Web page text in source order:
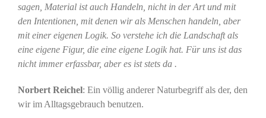
sagen, Material ist auch Handeln, nicht in der Art und mit
den Intentionen, mit denen wir als Menschen handeln, aber
mit einer eigenen Logik. So verstehe ich die Landschaft als
eine eigene Figur, die eine eigene Logik hat. Für uns ist das
nicht immer erfassbar, aber es ist stets da .
Norbert Reichel: Ein völlig anderer Naturbegriff als der, den
wir im Alltagsgebrauch benutzen.